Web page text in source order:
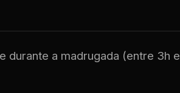
durante a madrugada (entre 3h e